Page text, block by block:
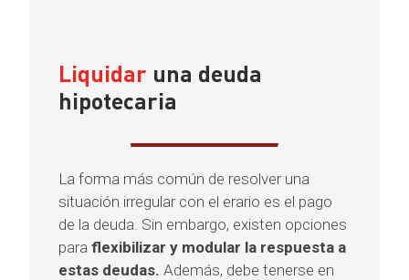
Liquidar una deuda
hipotecaria
La forma más común de resolver una
situación irregular con el erario es el pago
de la deuda. Sin embargo, existen opciones
para flexibilizar y modular la respuesta a
estas deudas. Además, debe tenerse en